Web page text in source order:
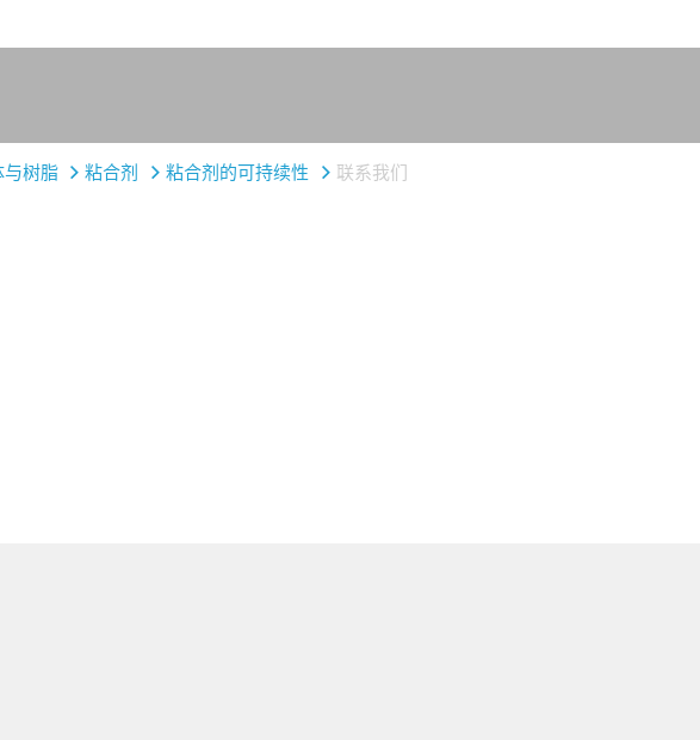
树脂 粘合剂 粘合剂的可持续性 联系我们